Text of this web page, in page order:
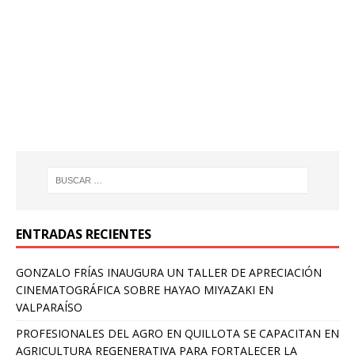
ENTRADAS RECIENTES
GONZALO FRÍAS INAUGURA UN TALLER DE APRECIACIÓN
CINEMATOGRÁFICA SOBRE HAYAO MIYAZAKI EN
VALPARAÍSO
PROFESIONALES DEL AGRO EN QUILLOTA SE CAPACITAN EN
AGRICULTURA REGENERATIVA PARA FORTALECER LA